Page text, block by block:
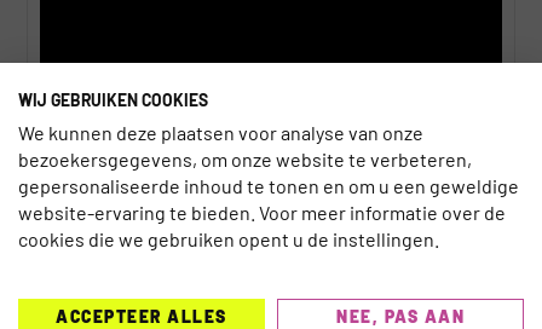
EGYPTE LANCEERT NIEUW DIGITAAL
VISUMSYSTEEM
WIJ GEBRUIKEN COOKIES
We kunnen deze plaatsen voor analyse van onze
bezoekersgegevens, om onze website te verbeteren,
gepersonaliseerde inhoud te tonen en om u een geweldige
website-ervaring te bieden. Voor meer informatie over de
cookies die we gebruiken opent u de instellingen.
ACCEPTEER ALLES NEE, PAS AAN